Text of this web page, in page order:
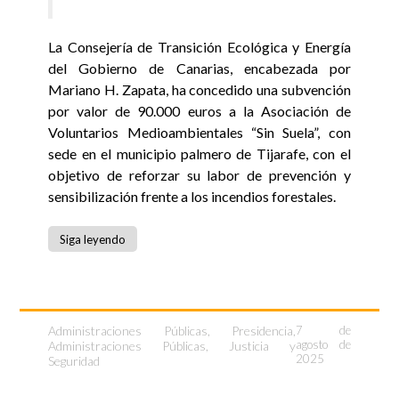
La Consejería de Transición Ecológica y Energía
del Gobierno de Canarias, encabezada por
Mariano H. Zapata, ha concedido una subvención
por valor de 90.000 euros a la Asociación de
Voluntarios Medioambientales “Sin Suela”, con
sede en el municipio palmero de Tijarafe, con el
objetivo de reforzar su labor de prevención y
sensibilización frente a los incendios forestales.
Siga leyendo
Administraciones Públicas
Presidencia,
Administraciones Públicas, Justicia y
Seguridad
7 de
agosto de
2025